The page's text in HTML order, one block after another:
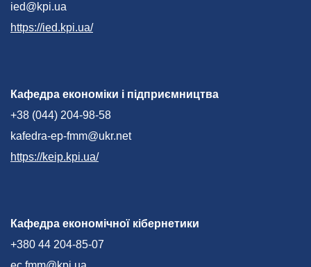
ied@kpi.ua
https://ied.kpi.ua/
Кафедра економіки і підприємництва
+38 (044) 204-98-58
kafedra-ep-fmm@ukr.net
https://keip.kpi.ua/
Кафедра економічної кібернетики
+380 44 204-85-07